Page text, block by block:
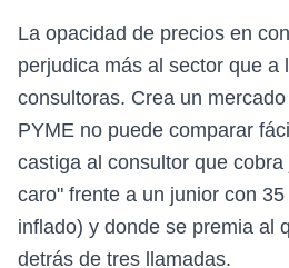
La opacidad de precios en
perjudica más al sector que a
consultoras. Crea un
PYME no puede comparar
castiga al consultor que
caro" frente a un junior con
inflado) y donde se premia al
detrás de tres llamadas.